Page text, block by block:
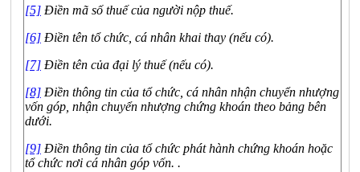
[5] Điền mã số thuế của người nộp thuế.
[6] Điền tên tổ chức, cá nhân khai thay (nếu có).
[7] Điền tên của đại lý thuế (nếu có).
[8] Điền thông tin của tổ chức, cá nhân nhận chuyển nhượng
vốn góp, nhận chuyển nhượng chứng khoán theo bảng bên
dưới.
[9] Điền thông tin của tổ chức phát hành chứng khoán hoặc
tổ chức nơi cá nhân góp vốn. .